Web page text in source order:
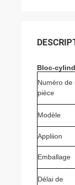
Bloc-
Numéro de
pièce
Modèle
Appliion
Emballage
Délai de